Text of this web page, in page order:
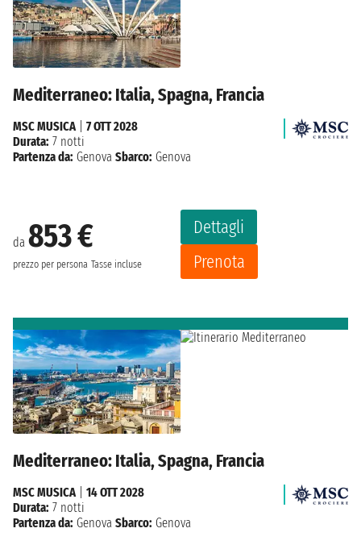
Mediterraneo: Italia, Spagna, Francia
da 853 €
prezzo per persona Tasse incluse
Dettagli
Prenota
MSC MUSICA| 7 OTT 2028
Durata: 7 notti
Partenza da: Genova Sbarco: Genova
Mediterraneo: Italia, Spagna, Francia
MSC MUSICA| 14 OTT 2028
Durata: 7 notti
Partenza da: Genova Sbarco: Genova